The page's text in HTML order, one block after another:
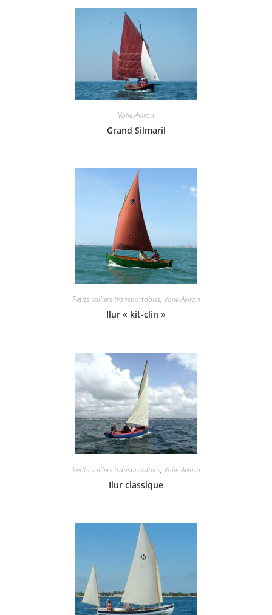
Voile-Aviron
Grand Silmaril
Petits voiliers transportables, Voile-Aviron
Ilur « kit-clin »
Petits voiliers transportables, Voile-Aviron
Ilur classique